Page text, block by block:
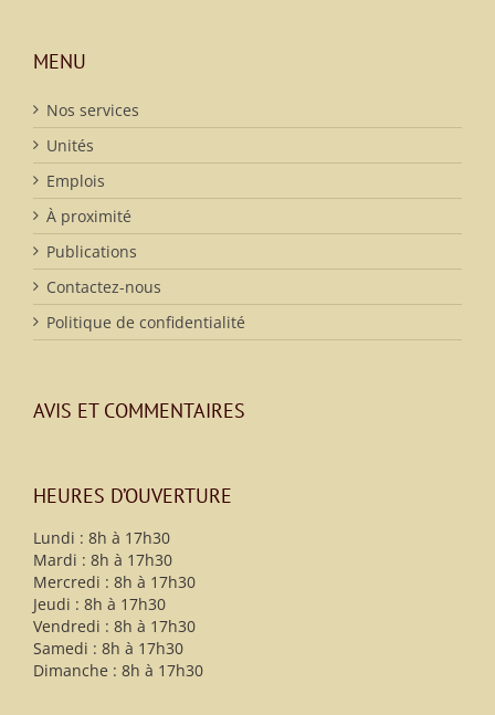
MENU
Nos services
Unités
Emplois
À proximité
Publications
Contactez-nous
Politique de confidentialité
AVIS ET COMMENTAIRES
HEURES D’OUVERTURE
Lundi : 8h à 17h30
Mardi : 8h à 17h30
Mercredi : 8h à 17h30
Jeudi : 8h à 17h30
Vendredi : 8h à 17h30
Samedi : 8h à 17h30
Dimanche : 8h à 17h30